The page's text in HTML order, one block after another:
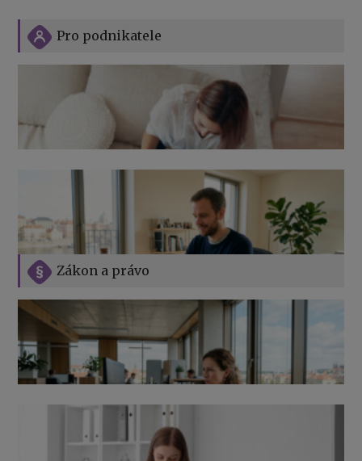
Zákon a právo
Pro podnikatele
Jak na podnikání při rodičovské dovolené
Přehledy pro OSSZ a zdravotní pojišťovny – jak na ně
v roce 2026